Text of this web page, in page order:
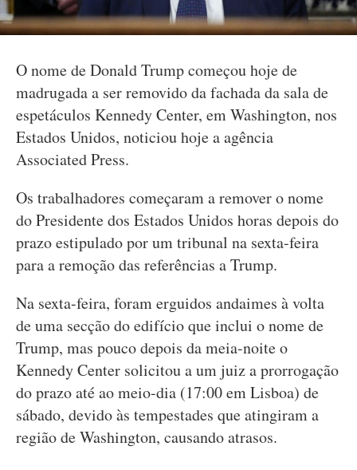
O nome de Donald Trump começou hoje de
madrugada a ser removido da fachada da sala de
espetáculos Kennedy Center, em Washington, nos
Estados Unidos, noticiou hoje a agência
Associated Press.
Os trabalhadores começaram a remover o nome
do Presidente dos Estados Unidos horas depois do
prazo estipulado por um tribunal na sexta-feira
para a remoção das referências a Trump.
Na sexta-feira, foram erguidos andaimes à volta
de uma secção do edifício que inclui o nome de
Trump, mas pouco depois da meia-noite o
Kennedy Center solicitou a um juiz a prorrogação
do prazo até ao meio-dia (17:00 em Lisboa) de
sábado, devido às tempestades que atingiram a
região de Washington, causando atrasos.